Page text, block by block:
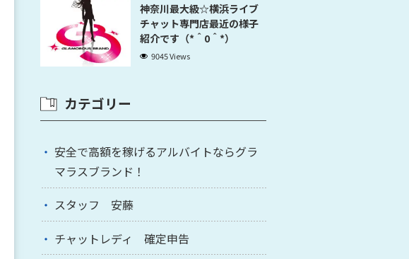
神奈川最大級☆横浜ライブ
チャット専門店最近の様子
紹介です（*＾0＾*）
9045 Views
カテゴリー
安全で高額を稼げるアルバイトならグラ
マラスブランド！
スタッフ 安藤
チャットレディ 確定申告